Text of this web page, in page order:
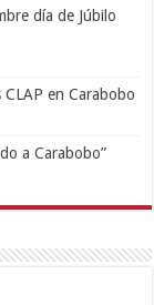
día de Júbilo
en Carabobo
a Carabobo”